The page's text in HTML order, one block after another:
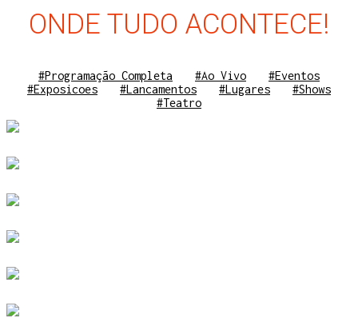
ONDE TUDO ACONTECE!
#Programação Completa #Ao Vivo
#Eventos
#Exposicoes
#Lancamentos #Lugares
#Shows
#Teatro